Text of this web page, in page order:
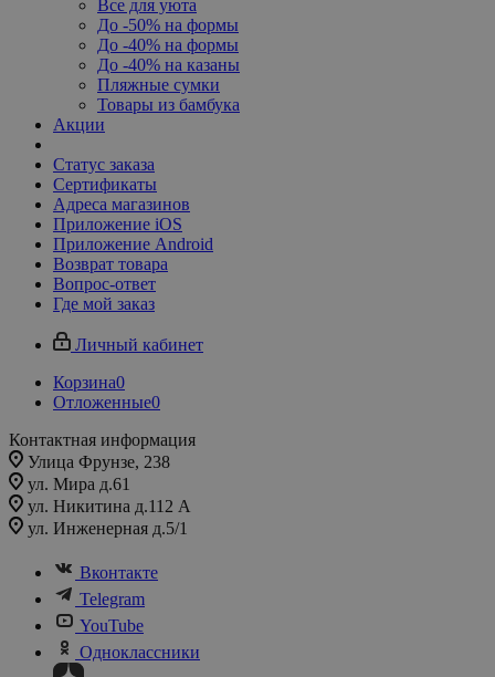
Все для уюта
До -50% на формы
До -40% на формы
До -40% на казаны
Пляжные сумки
Товары из бамбука
Акции
Статус заказа
Сертификаты
Адреса магазинов
Приложение iOS
Приложение Android
Возврат товара
Вопрос-ответ
Где мой заказ
Личный кабинет
Корзина0
Отложенные0
Контактная информация
Улица Фрунзе, 238​
ул. Мира д.61
ул. Никитина д.112 А
ул. Инженерная д.5/1
Вконтакте
Telegram
YouTube
Одноклассники